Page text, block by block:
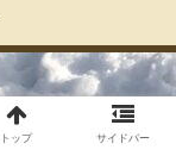
トップ サイドバー